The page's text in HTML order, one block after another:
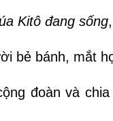
Kitô đang sống
bẻ bánh, mắt
đoàn và chia